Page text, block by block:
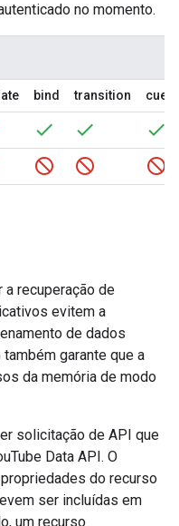
no momento.
bind transition
a recuperação de
evitem a
de dados
garante que a
da memória de modo
solicitação de API que
Data API. O
do recurso
ser incluídas em
um recurso